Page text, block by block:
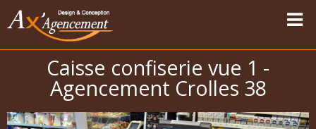
Nos réalisations
Vapotage
Caisse confiserie vue 1 -
Agencement Crolles 38